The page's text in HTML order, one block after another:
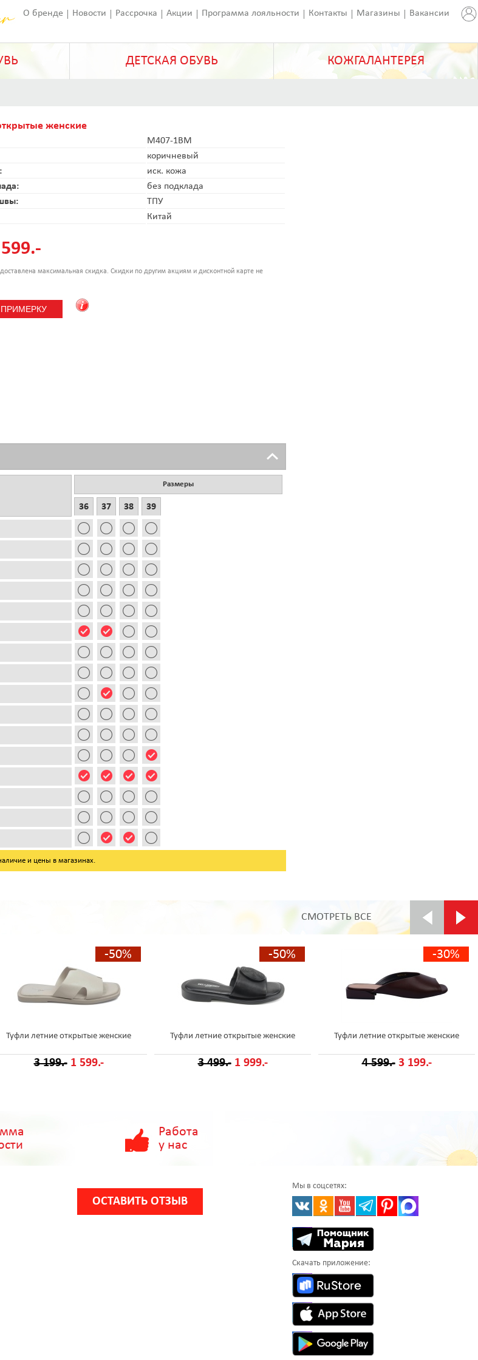
О бренде Новости Рассрочка Акции Программа лояльности Контакты Магазины Вакансии
ДЕТСКАЯ ОБУВЬ КОЖГАЛАНТЕРЕЯ
женские
M407-1BM
коричневый
иск. кожа
без подклада
ТПУ
Китай
максимальная скидка. Скидки по другим акциям и дисконтной карте не
Размеры
36 37 38 39
и цены в магазинах.
СМОТРЕТЬ ВСЕ
-50%
Туфли летние открытые женские
3 199.- 1 599.-
-50%
Туфли летние открытые женские
3 499.- 1 999.-
-30%
Туфли летние открытые женские
4 599.- 3 199.-
Работа
у нас
ОСТАВИТЬ ОТЗЫВ
Мы в соцсетях:
Скачать приложение: